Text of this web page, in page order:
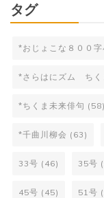
タグ
*おじょこな８００字
*さらはにズム ちく
*ちくま未来俳句 (58)
*千曲川柳会 (63)
33号 (46) 35号
45号 (45) 51号